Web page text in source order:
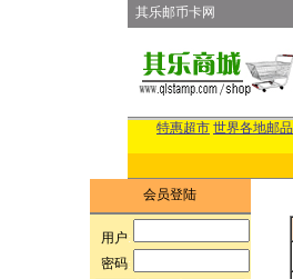
其乐邮币卡网
特惠超市 世界各地邮品
会员登陆
用户:
密码: